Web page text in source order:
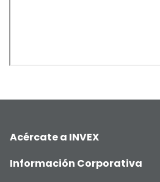
Acércate a INVEX
Información Corporativa